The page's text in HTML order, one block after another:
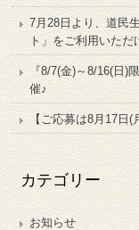
7月28日より、道民
ト」をご利用いただ
『8/7(金)～8/16(日)
催♪
【ご応募は8月17日
カテゴリー
お知らせ